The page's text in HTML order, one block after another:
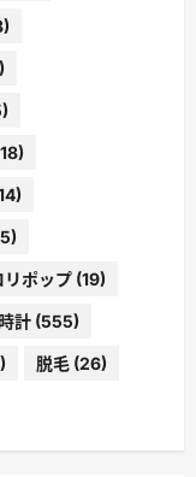
リポップ (19)
計 (555)
脱毛 (26)